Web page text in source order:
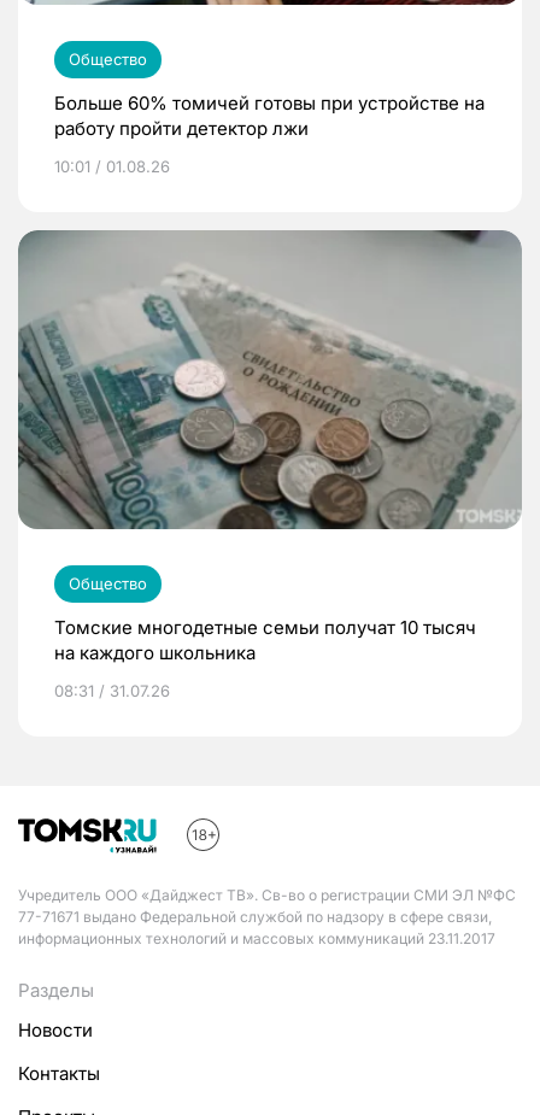
Общество
Больше 60% томичей готовы при устройстве на
работу пройти детектор лжи
10:01 / 01.08.26
Общество
Томские многодетные семьи получат 10 тысяч
на каждого школьника
08:31 / 31.07.26
Учредитель ООО «Дайджест ТВ». Св-во о регистрации СМИ ЭЛ №ФС
77-71671 выдано Федеральной службой по надзору в сфере связи,
информационных технологий и массовых коммуникаций 23.11.2017
Разделы
Новости
Контакты